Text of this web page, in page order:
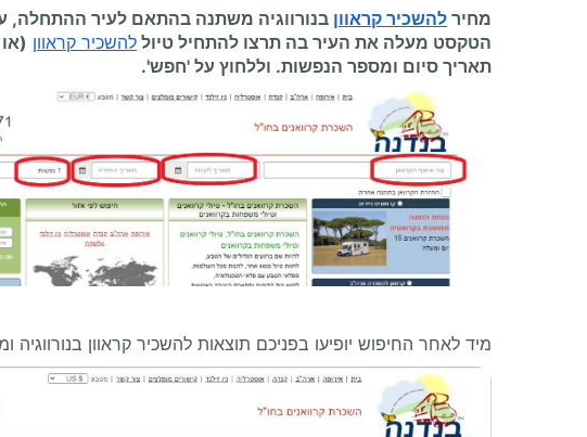
מחיר להשכיר קראוון בנורווגיה משתנה בהתאם לעיר ההתחלה,
הטקסט מעלה את העיר בה תרצו להתחיל טיול להשכיר קראוון
תאריך סיום ומספר הנפשות. וללחוץ על 'חפש'.
מיד לאחר החיפוש יופיעו בפניכם תוצאות להשכיר קראוון